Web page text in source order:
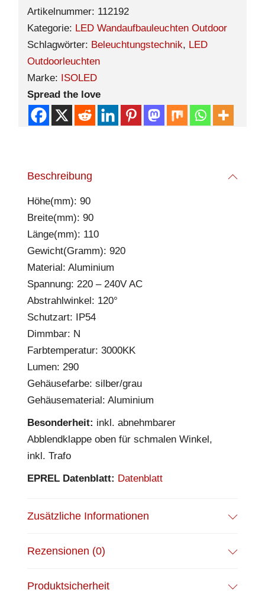
Artikelnummer: 112192
Kategorie: LED Wandaufbauleuchten Outdoor
Schlagwörter: Beleuchtungstechnik, LED
Outdoorleuchten
Marke: ISOLED
Spread the love
Beschreibung
Höhe(mm): 90
Breite(mm): 90
Länge(mm): 110
Gewicht(Gramm): 920
Material: Aluminium
Spannung: 220 – 240V AC
Abstrahlwinkel: 120°
Schutzart: IP54
Dimmbar: N
Farbtemperatur: 3000KK
Lumen: 290
Gehäusefarbe: silber/grau
Gehäusematerial: Aluminium
Besonderheit: inkl. abnehmbarer
Abblendklappe oben für schmalen Winkel,
inkl. Trafo
EPREL Datenblatt: Datenblatt
Zusätzliche Informationen
Rezensionen (0)
Produktsicherheit